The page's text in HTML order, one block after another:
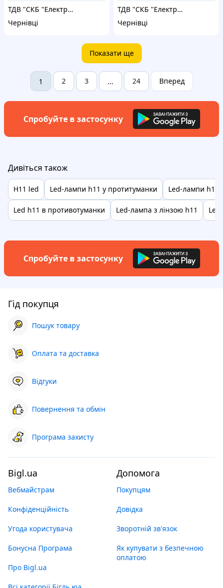
ТДВ "СКБ "Електронмаш"
Чернівці
ТДВ "СКБ "Електронмаш"
Чернівці
Показати ще
1 2 3 ... 24 Вперед
Спробуйте в застосунку
Дивіться також
H11 led Led-лампи h11 у протитуманки Led-лампи h11
Led h11 в противотуманки Led-лампа з лінзою h11
Спробуйте в застосунку
Гід покупця
Пошук товару
Оплата та доставка
Відгуки
Повернення та обмін
Програма захисту
Bigl.ua
Вебмайстрам
Конфіденційність
Угода користувача
Бонусна Програма
Про Bigl.ua
Допомога
Покупцям
Довідка
Зворотній зв'язок
Як купувати з безпечною
оплатою